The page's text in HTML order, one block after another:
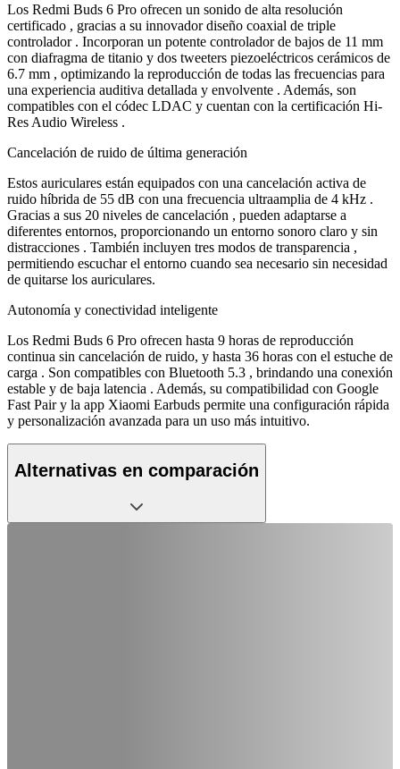
Los Redmi Buds 6 Pro ofrecen un sonido de alta resolución
certificado , gracias a su innovador diseño coaxial de triple
controlador . Incorporan un potente controlador de bajos de 11 mm
con diafragma de titanio y dos tweeters piezoeléctricos cerámicos de
6.7 mm , optimizando la reproducción de todas las frecuencias para
una experiencia auditiva detallada y envolvente . Además, son
compatibles con el códec LDAC y cuentan con la certificación Hi-
Res Audio Wireless .
Cancelación de ruido de última generación
Estos auriculares están equipados con una cancelación activa de
ruido híbrida de 55 dB con una frecuencia ultraamplia de 4 kHz .
Gracias a sus 20 niveles de cancelación , pueden adaptarse a
diferentes entornos, proporcionando un entorno sonoro claro y sin
distracciones . También incluyen tres modos de transparencia ,
permitiendo escuchar el entorno cuando sea necesario sin necesidad
de quitarse los auriculares.
Autonomía y conectividad inteligente
Los Redmi Buds 6 Pro ofrecen hasta 9 horas de reproducción
continua sin cancelación de ruido, y hasta 36 horas con el estuche de
carga . Son compatibles con Bluetooth 5.3 , brindando una conexión
estable y de baja latencia . Además, su compatibilidad con Google
Fast Pair y la app Xiaomi Earbuds permite una configuración rápida
y personalización avanzada para un uso más intuitivo.
Alternativas en comparación